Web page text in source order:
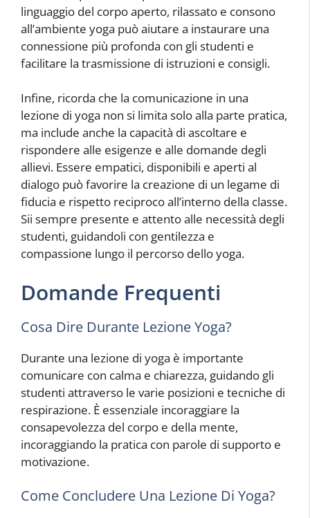
linguaggio del corpo aperto, rilassato e consono
all’ambiente yoga può aiutare a instaurare una
connessione più profonda con gli studenti e
facilitare la trasmissione di istruzioni e consigli.
Infine, ricorda che la comunicazione in una
lezione di yoga non si limita solo alla parte pratica,
ma include anche la capacità di ascoltare e
rispondere alle esigenze e alle domande degli
allievi. Essere empatici, disponibili e aperti al
dialogo può favorire la creazione di un legame di
fiducia e rispetto reciproco all’interno della classe.
Sii sempre presente e attento alle necessità degli
studenti, guidandoli con gentilezza e
compassione lungo il percorso dello yoga.
Domande Frequenti
Cosa Dire Durante Lezione Yoga?
Durante una lezione di yoga è importante
comunicare con calma e chiarezza, guidando gli
studenti attraverso le varie posizioni e tecniche di
respirazione. È essenziale incoraggiare la
consapevolezza del corpo e della mente,
incoraggiando la pratica con parole di supporto e
motivazione.
Come Concludere Una Lezione Di Yoga?